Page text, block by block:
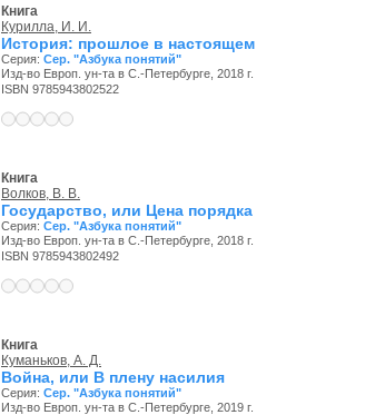
Книга
Курилла, И. И.
История: прошлое в настоящем
Серия: Сер. "Азбука понятий"
Изд-во Европ. ун-та в С.-Петербурге, 2018 г.
ISBN 9785943802522
Книга
Волков, В. В.
Государство, или Цена порядка
Серия: Сер. "Азбука понятий"
Изд-во Европ. ун-та в С.-Петербурге, 2018 г.
ISBN 9785943802492
Книга
Куманьков, А. Д.
Война, или В плену насилия
Серия: Сер. "Азбука понятий"
Изд-во Европ. ун-та в С.-Петербурге, 2019 г.